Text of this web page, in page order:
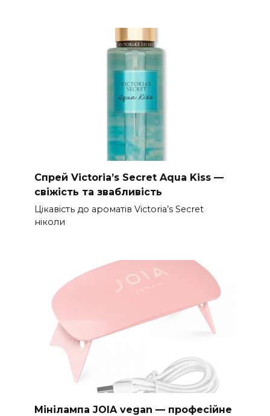
Спрей Victoria’s Secret Aqua Kiss —
свіжість та звабливість
Цікавість до ароматів Victoria’s Secret
ніколи
Мінілампа JOIA vegan — професійне